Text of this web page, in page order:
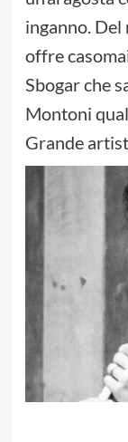
inganno.
offre
Sbogar che
Montoni
Grande